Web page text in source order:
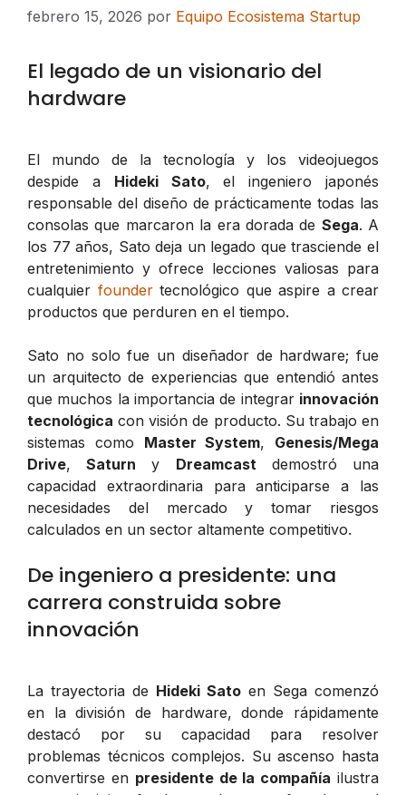
febrero 15, 2026 por Equipo Ecosistema Startup
El legado de un visionario del
hardware
El mundo de la tecnología y los videojuegos
despide a Hideki Sato, el ingeniero japonés
responsable del diseño de prácticamente todas las
consolas que marcaron la era dorada de Sega. A
los 77 años, Sato deja un legado que trasciende el
entretenimiento y ofrece lecciones valiosas para
cualquier foundertecnológico que aspire a crear
productos que perduren en el tiempo.
Sato no solo fue un diseñador de hardware; fue
un arquitecto de experiencias que entendió antes
que muchos la importancia de integrar innovación
tecnológica con visión de producto. Su trabajo en
sistemas como Master System, Genesis/Mega
Drive,Saturn y Dreamcast demostró una
capacidad extraordinaria para anticiparse a las
necesidades del mercado y tomar riesgos
calculados en un sector altamente competitivo.
De ingeniero a presidente: una
carrera construida sobre
innovación
La trayectoria de Hideki Sato en Sega comenzó
en la división de hardware, donde rápidamente
destacó por su capacidad para resolver
problemas técnicos complejos. Su ascenso hasta
convertirse en presidente de la compañía ilustra